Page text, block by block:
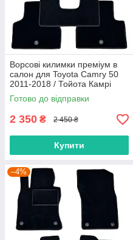
Ворсові килимки преміум в
салон для Toyota Camry 50
2011-2018 / Тойота Камрі
Кемрі килимки
Готово до відправки
2 350 ₴ 2 450 ₴
Купити
–4%